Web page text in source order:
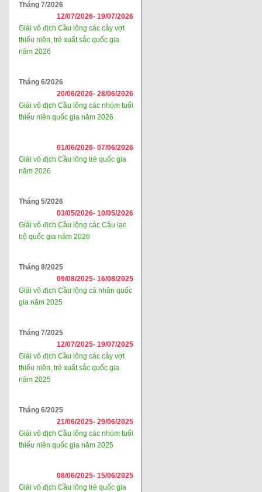
Tháng 7/2026
12/07/2026- 19/07/2026
Giải vô địch Cầu lông các cây vợt
thiếu niên, trẻ xuất sắc quốc gia
năm 2026
Tháng 6/2026
20/06/2026- 28/06/2026
Giải vô địch Cầu lông các nhóm tuổi
thiếu niên quốc gia năm 2026
01/06/2026- 07/06/2026
Giải vô địch Cầu lông trẻ quốc gia
năm 2026
Tháng 5/2026
03/05/2026- 10/05/2026
Giải vô địch Cầu lông các Câu lạc
bộ quốc gia năm 2026
Tháng 8/2025
09/08/2025- 16/08/2025
Giải vô địch Cầu lông cá nhân quốc
gia năm 2025
Tháng 7/2025
12/07/2025- 19/07/2025
Giải vô địch Cầu lông các cây vợt
thiếu niên, trẻ xuất sắc quốc gia
năm 2025
Tháng 6/2025
21/06/2025- 29/06/2025
Giải vô địch Cầu lông các nhóm tuổi
thiếu niên quốc gia năm 2025
08/06/2025- 15/06/2025
Giải vô địch Cầu lông trẻ quốc gia